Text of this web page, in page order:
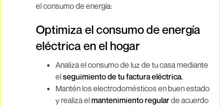
el consumo de energía:
Optimiza el consumo de energía
eléctrica en el hogar
Analiza el consumo de luz de tu casa mediante
elseguimiento de tu factura eléctrica.
Mantén los electrodomésticos en buen estado
y realiza elmantenimiento regularde acuerdo